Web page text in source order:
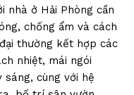
nhà ở Hải Phòng cần
chống ẩm và cách
thường kết hợp các
nhiệt, mái ngói
cùng với hệ